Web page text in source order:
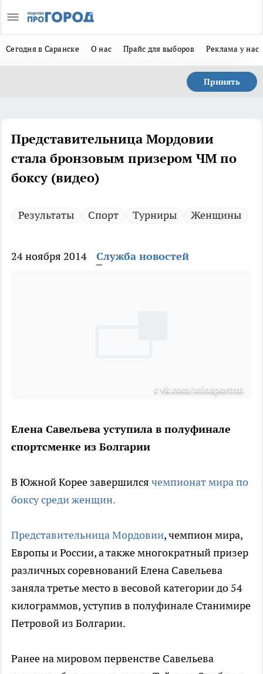
Сегодня в Саранске О нас Прайс для выборов Реклама у нас
Принять
Представительница Мордовии
стала бронзовым призером ЧМ по
боксу (видео)
Результаты Спорт Турниры Женщины
24 ноября 2014 Служба новостей
с vk.com/minsportrm
Елена Савельева уступила в полуфинале
спортсменке из Болгарии
В Южной Корее завершился чемпионат мира по
боксу среди женщин.
Представительница Мордовии, чемпион мира,
Европы и России, а также многократный призер
различных соревнований Елена Савельева
заняла третье место в весовой категории до 54
килограммов, уступив в полуфинале Станимире
Петровой из Болгарии.
Ранее на мировом первенстве Савельева